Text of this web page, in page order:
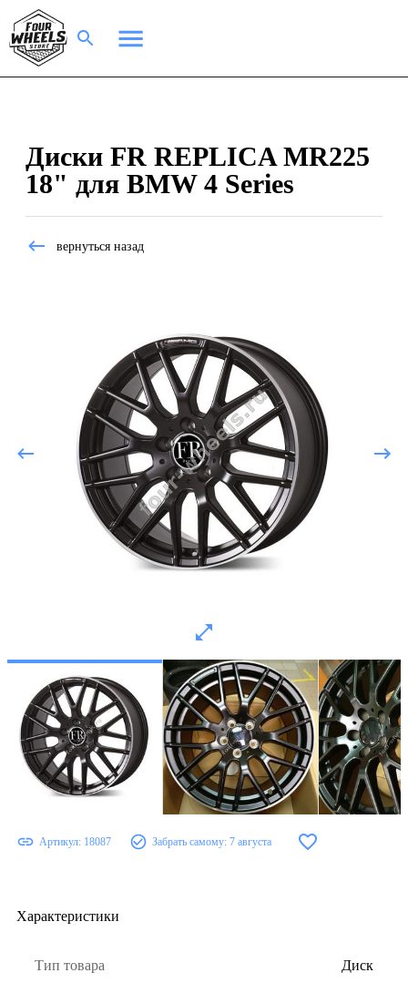
Диски FR REPLICA MR225
18" для BMW 4 Series
вернуться назад
Артикул: 18087 Забрать самому: 7 августа
Характеристики
Тип товара Диск